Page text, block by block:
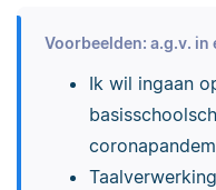
Voorbeelden: a.g.v. in
Ik wil ingaan